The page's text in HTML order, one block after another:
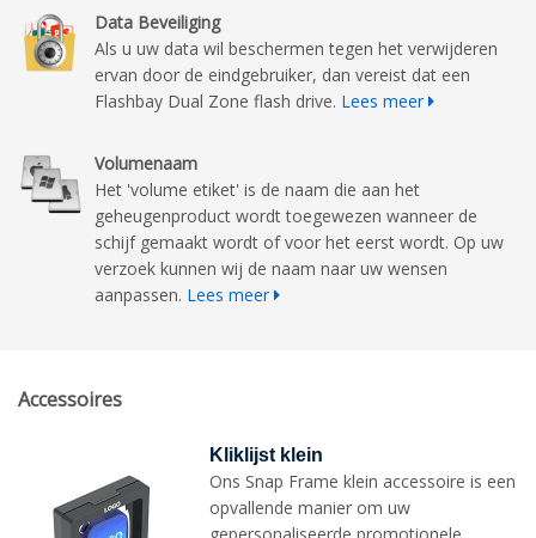
Data Beveiliging
Als u uw data wil beschermen tegen het verwijderen
ervan door de eindgebruiker, dan vereist dat een
Flashbay Dual Zone flash drive. Lees meer
Volumenaam
Het 'volume etiket' is de naam die aan het
geheugenproduct wordt toegewezen wanneer de
schijf gemaakt wordt of voor het eerst wordt. Op uw
verzoek kunnen wij de naam naar uw wensen
aanpassen. Lees meer
Accessoires
Kliklijst klein
Ons Snap Frame klein accessoire is een
opvallende manier om uw
gepersonaliseerde promotionele